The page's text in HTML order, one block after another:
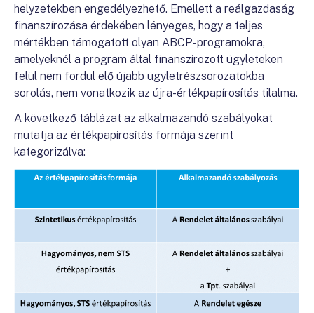
helyzetekben engedélyezhető. Emellett a reálgazdaság
finanszírozása érdekében lényeges, hogy a teljes
mértékben támogatott olyan ABCP-programokra,
amelyeknél a program által finanszírozott ügyleteken
felül nem fordul elő újabb ügyletrészsorozatokba
sorolás, nem vonatkozik az újra-értékpapírosítás tilalma.
A következő táblázat az alkalmazandó szabályokat
mutatja az értékpapírosítás formája szerint
kategorizálva: